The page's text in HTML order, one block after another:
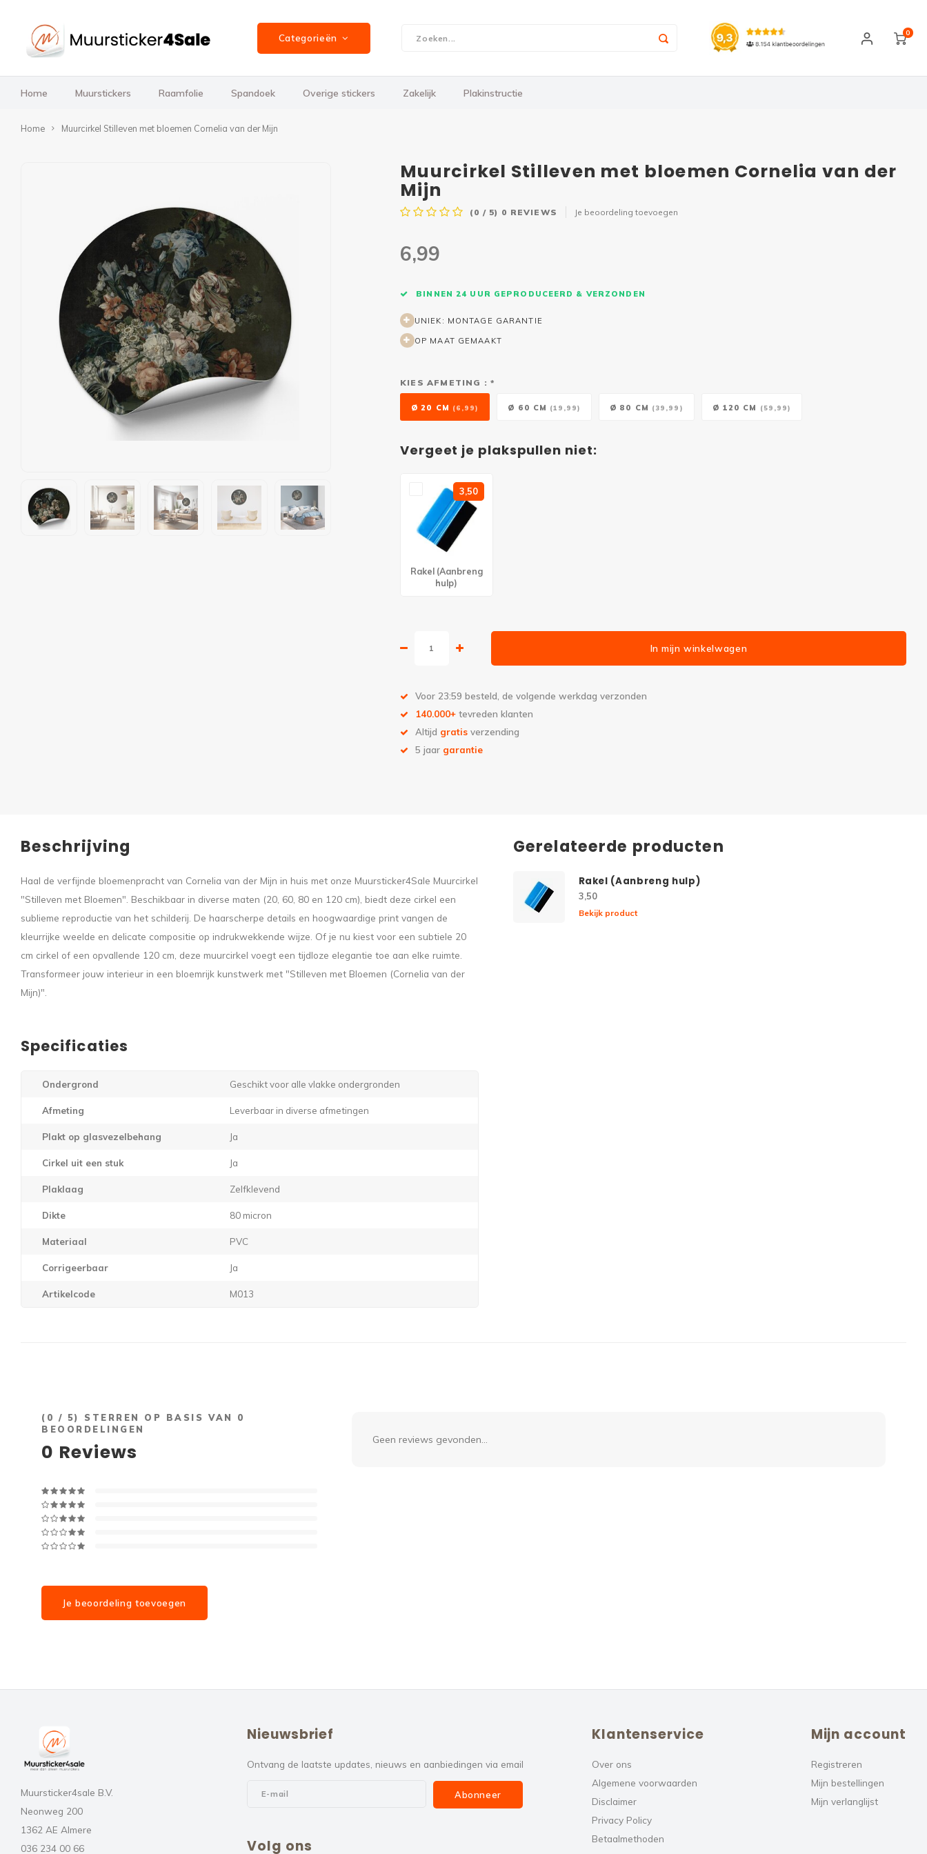
Categorieën 0
Home Muurstickers Raamfolie Spandoek Overige stickers Zakelijk Plakinstructie
Home Muurcirkel Stilleven met bloemen Cornelia van der Mijn
Muurcirkel Stilleven met bloemen Cornelia van der
Mijn
(0 / 5) 0 REVIEWS Je beoordeling toevoegen
6,99
BINNEN 24 UUR GEPRODUCEERD & VERZONDEN
UNIEK: MONTAGE GARANTIE
OP MAAT GEMAAKT
KIES AFMETING : *
Ø 20 CM (6,99) Ø 60 CM (19,99) Ø 80 CM (39,99) Ø 120 CM (59,99)
Vergeet je plakspullen niet:
3,50
Rakel (Aanbreng
hulp)
In mijn winkelwagen
Voor 23:59 besteld, de volgende werkdag verzonden
140.000+ tevreden klanten
Altijd gratis verzending
5 jaar garantie
Beschrijving
Haal de verfijnde bloemenpracht van Cornelia van der Mijn in huis met onze Muursticker4Sale Muurcirkel
"Stilleven met Bloemen". Beschikbaar in diverse maten (20, 60, 80 en 120 cm), biedt deze cirkel een
sublieme reproductie van het schilderij. De haarscherpe details en hoogwaardige print vangen de
kleurrijke weelde en delicate compositie op indrukwekkende wijze. Of je nu kiest voor een subtiele 20
cm cirkel of een opvallende 120 cm, deze muurcirkel voegt een tijdloze elegantie toe aan elke ruimte.
Transformeer jouw interieur in een bloemrijk kunstwerk met "Stilleven met Bloemen (Cornelia van der
Mijn)".
Specificaties
Ondergrond Geschikt voor alle vlakke ondergronden
Afmeting Leverbaar in diverse afmetingen
Plakt op glasvezelbehang Ja
Cirkel uit een stuk Ja
Plaklaag Zelfklevend
Dikte 80 micron
Materiaal PVC
Corrigeerbaar Ja
Artikelcode M013
Gerelateerde producten
Rakel (Aanbreng hulp)
3,50
Bekijk product
( 0 / 5) STERREN OP BASIS VAN 0
BEOORDELINGEN
0 Reviews
Je beoordeling toevoegen
Geen reviews gevonden...
Muursticker4sale B.V.
Neonweg 200
1362 AE Almere
036 234 00 66
Nieuwsbrief
Ontvang de laatste updates, nieuws en aanbiedingen via email
Abonneer
Volg ons
Klantenservice
Over ons
Algemene voorwaarden
Disclaimer
Privacy Policy
Betaalmethoden
Mijn account
Registreren
Mijn bestellingen
Mijn verlanglijst